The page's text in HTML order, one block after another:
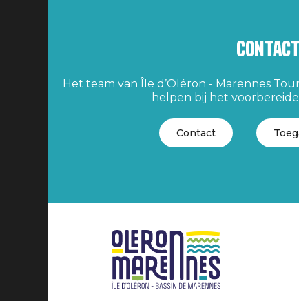
Contact
Het team van Île d’Oléron - Marennes
helpen bij het
Contact